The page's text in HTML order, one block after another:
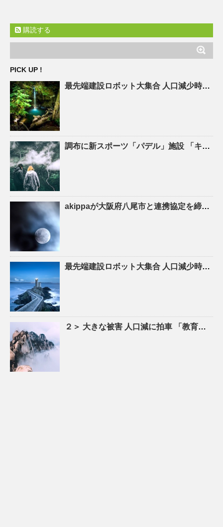
購読する
PICK UP !
最先端建設ロボット大集合 人口 減少時代の建設現場を救え! – ASCII.jp
調布に新スポーツ「パデル」施設 「キャプテン翼」高橋陽一さん手がける – 調布経済新聞
akippaが大阪府八尾市と連携協定を締結！駐車場シェアを活かしたにぎわいの創出と関係
最先端建設ロボット大集合 人口 減少時代の建設現場を救え！ – YouTube
２＞ 大きな被害 人口 減に拍車 「教育のまち」で移住促進｜特集 – 苫小牧民報